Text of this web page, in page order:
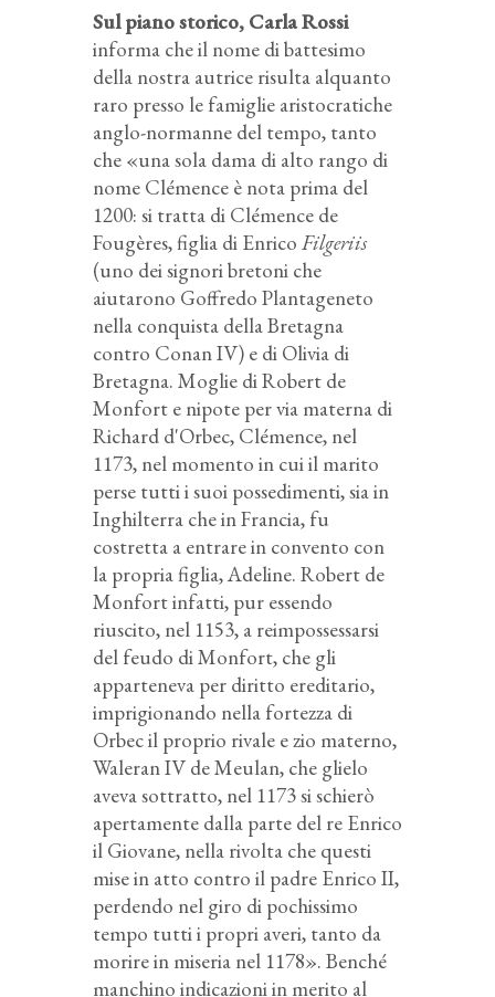
Sul piano storico, Carla Rossi
informa che il nome di battesimo
della nostra autrice risulta alquanto
raro presso le famiglie aristocratiche
anglo-normanne del tempo, tanto
che «una sola dama di alto rango di
nome Clémence è nota prima del
1200: si tratta di Clémence de
Fougères, figlia di Enrico Filgeriis
(uno dei signori bretoni che
aiutarono Goffredo Plantageneto
nella conquista della Bretagna
contro Conan IV) e di Olivia di
Bretagna. Moglie di Robert de
Monfort e nipote per via materna di
Richard d'Orbec, Clémence, nel
1173, nel momento in cui il marito
perse tutti i suoi possedimenti, sia in
Inghilterra che in Francia, fu
costretta a entrare in convento con
la propria figlia, Adeline. Robert de
Monfort infatti, pur essendo
riuscito, nel 1153, a reimpossessarsi
del feudo di Monfort, che gli
apparteneva per diritto ereditario,
imprigionando nella fortezza di
Orbec il proprio rivale e zio materno,
Waleran IV de Meulan, che glielo
aveva sottratto, nel 1173 si schierò
apertamente dalla parte del re Enrico
il Giovane, nella rivolta che questi
mise in atto contro il padre Enrico II,
perdendo nel giro di pochissimo
tempo tutti i propri averi, tanto da
morire in miseria nel 1178». Benché
manchino indicazioni in merito al